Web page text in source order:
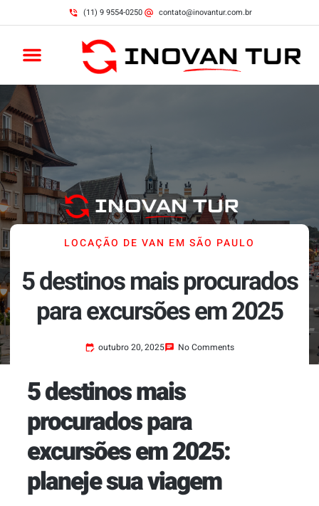
(11) 9 9554-0250 contato@inovantur.com.br
LOCAÇÃO DE VAN EM SÃO PAULO
5 destinos mais procurados
para excursões em 2025
outubro 20, 2025 No Comments
5 destinos mais
procurados para
excursões em 2025:
planeje sua viagem